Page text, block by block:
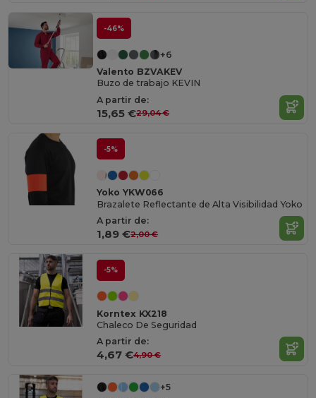
-46%
+6
Valento BZVAKEV
Buzo de trabajo KEVIN
A partir de:
15,65 €29,04 €
-5%
Yoko YKW066
Brazalete Reflectante de Alta Visibilidad Yoko
A partir de:
1,89 €2,00 €
-5%
Korntex KX218
Chaleco De Seguridad
A partir de:
4,67 €4,90 €
+5